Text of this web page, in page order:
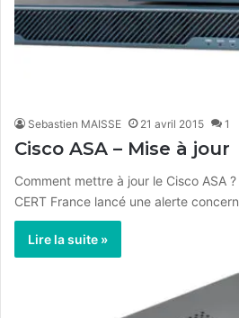
Sebastien MAISSE 21 avril 2015 1
Cisco ASA – Mise à jour
Comment mettre à jour le Cisco ASA
CERT France lancé une alerte
Lire la suite »